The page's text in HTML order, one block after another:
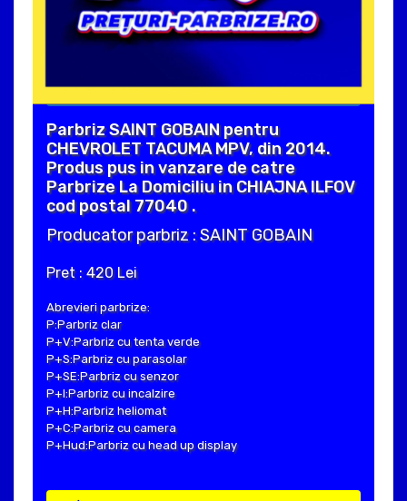
Parbriz SAINT GOBAIN pentru
CHEVROLET TACUMA MPV, din 2014.
Produs pus in vanzare de catre
Parbrize La Domiciliu in CHIAJNA ILFOV
cod postal 77040 .
Producator parbriz : SAINT GOBAIN
Pret : 420 Lei
Abrevieri parbrize:
P:Parbriz clar
P+V:Parbriz cu tenta verde
P+S:Parbriz cu parasolar
P+SE:Parbriz cu senzor
P+I:Parbriz cu incalzire
P+H:Parbriz heliomat
P+C:Parbriz cu camera
P+Hud:Parbriz cu head up display